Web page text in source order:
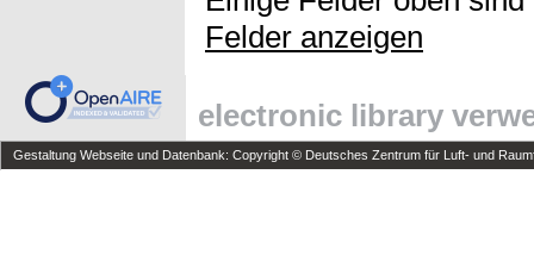
Felder anzeigen
electronic library
Gestaltung Webseite und Datenbank: Copyright © Deutsches Zentrum für Luft- und